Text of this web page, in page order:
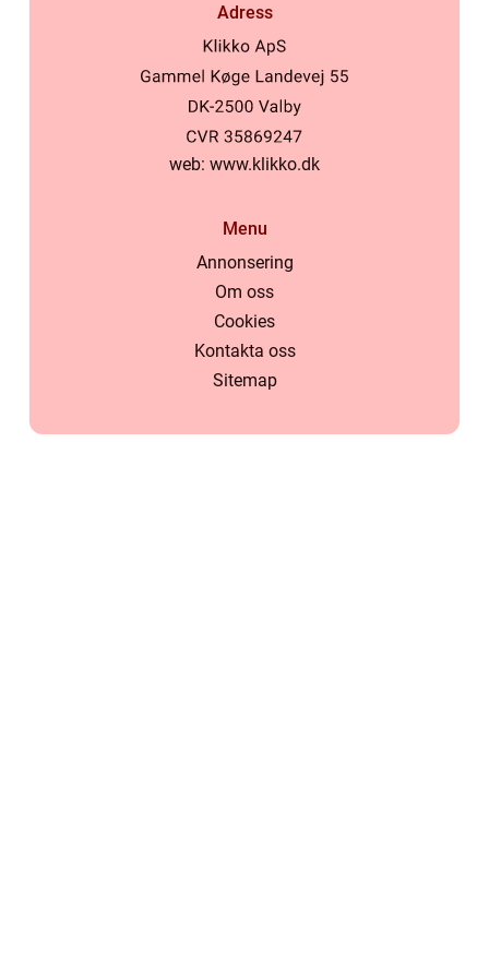
Adress
web: www.klikko.dk
Menu
Annonsering
Om oss
Cookies
Kontakta oss
Sitemap